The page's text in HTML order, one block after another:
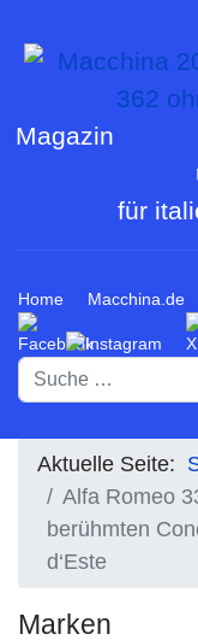
Magazin
für
Home Macchina.de
Suchen
Aktuelle Seite:
Alfa Romeo
berühmten
d‘Este
Marken